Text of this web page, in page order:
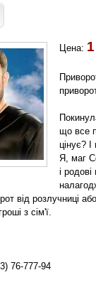
Цена:
що все
цінує?
Я, маг
і
від розлучниці
з сім'ї.
76-777-94